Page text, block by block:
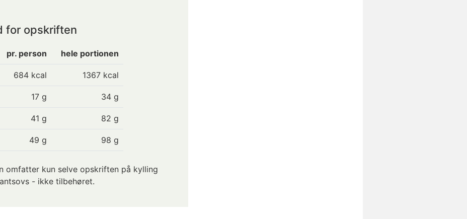
for opskriften
pr. person hele portionen
684 kcal 1367 kcal
17 g 34 g
41 g 82 g
49 g 98 g
omfatter kun selve opskriften på kylling
- ikke tilbehøret.